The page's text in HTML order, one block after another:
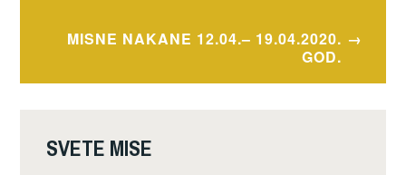
o
k
MISNE NAKANE 12.04.– 19.04.2020.
GOD.
SVETE MISE